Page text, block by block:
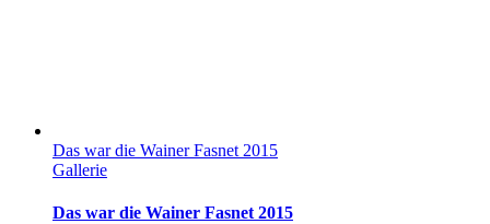
Das war die Wainer Fasnet 2015
Gallerie
Das war die Wainer Fasnet 2015